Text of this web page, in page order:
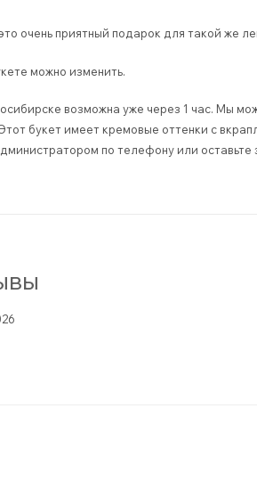
очень приятный подарок для такой же
можно изменить.
возможна уже через 1 час. Мы
букет имеет кремовые оттенки с
по телефону или оставьте